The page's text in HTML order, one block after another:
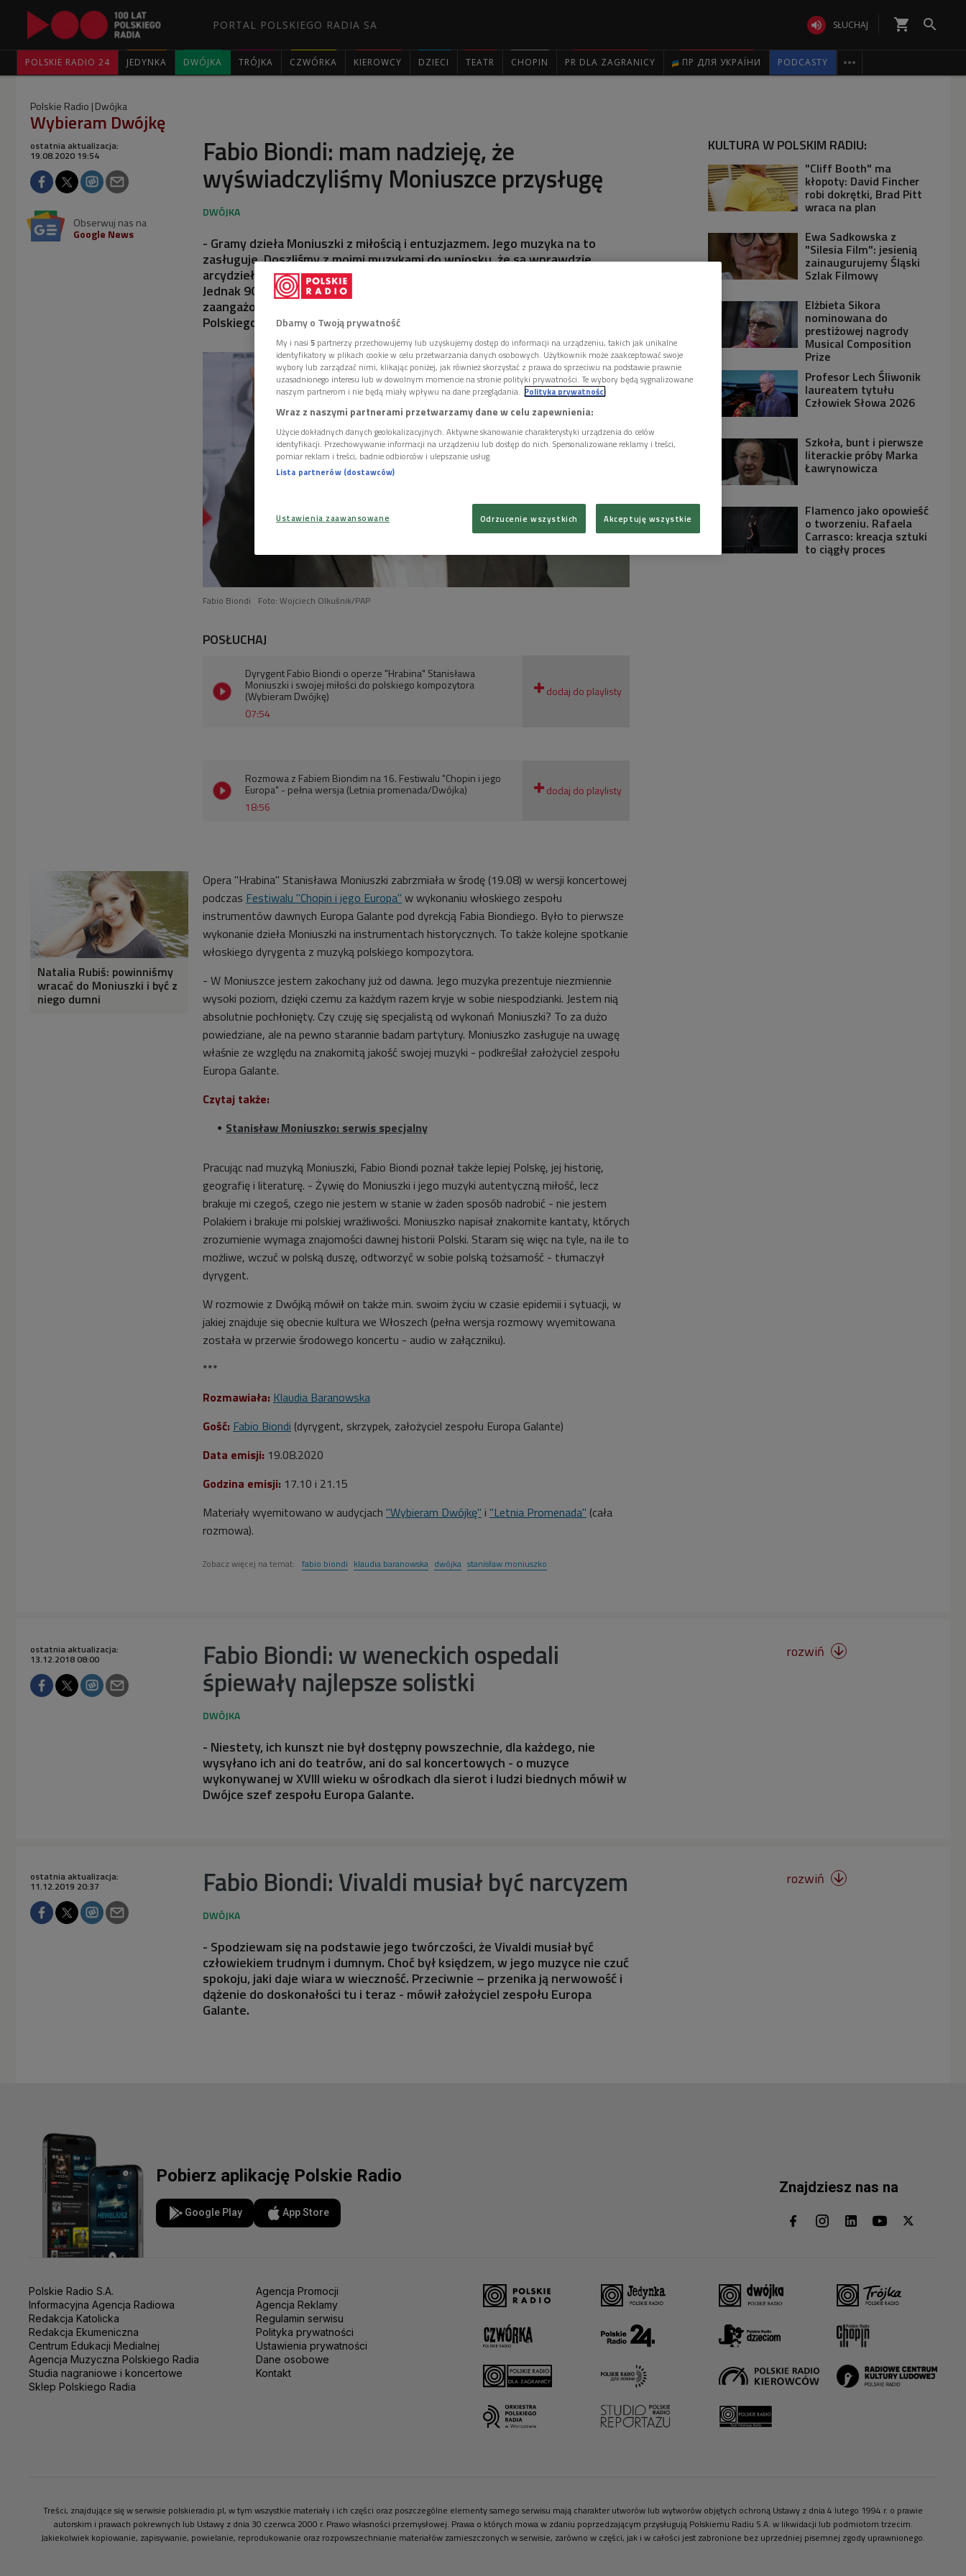
PORTAL POLSKIEGO RADIA SA  SŁUCHAJ shopping_cart 
POLSKIE RADIO 24 JEDYNKA DWÓJKA TRÓJKA CZWÓRKA KIEROWCY DZIECI TEATR CHOPIN PR DLA ZAGRANICY ПР ДЛЯ УКРАЇНИ PODCASTY 
Polskie Radio Dwójka
Wybieram Dwójkę
Fabio Biondi: mam nadzieję, że
wyświadczyliśmy Moniuszce przysługę
ostatnia aktualizacja:
19.08.2020 19:54
Obserwuj nas na
Google News
- Gramy dzieła Moniuszki z miłością i entuzjazmem. Jego muzyka na to
zasługuje. Doszliśmy z moimi muzykami do wniosku, że są wprawdzie
arcydzieła, które nic nie tracą, nawet jeżeli podejdzie się do nich rutynowo.
Jednak 90 procent muzyki wymaga pełnej koncentracji i pełnego
zaangażowania, by wydobyć z niej to, co najlepsze - mówił w Programie 2
Polskiego Radia włoski dyrygent.
Fabio Biondi Foto: Wojciech Olkuśnik/PAP
POSŁUCHAJ
07:54
Dyrygent Fabio Biondi o operze "Hrabina" Stanisława
Moniuszki i swojej miłości do polskiego kompozytora
(Wybieram Dwójkę)
18:56
Rozmowa z Fabiem Biondim na 16. Festiwalu "Chopin i jego
Europa" - pełna wersja (Letnia promenada/Dwójka)
Natalia Rubiś: powinniśmy
wracać do Moniuszki i być z
niego dumni
Opera "Hrabina" Stanisława Moniuszki zabrzmiała w środę (19.08) w wersji koncertowej
podczas Festiwalu "Chopin i jego Europa" w wykonaniu włoskiego zespołu
instrumentów dawnych Europa Galante pod dyrekcją Fabia Biondiego. Było to pierwsze
wykonanie dzieła Moniuszki na instrumentach historycznych. To także kolejne spotkanie
włoskiego dyrygenta z muzyką polskiego kompozytora.
- W Moniuszce jestem zakochany już od dawna. Jego muzyka prezentuje niezmiennie
wysoki poziom, dzięki czemu za każdym razem kryje w sobie niespodzianki. Jestem nią
absolutnie pochłonięty. Czy czuję się specjalistą od wykonań Moniuszki? To za dużo
powiedziane, ale na pewno starannie badam partytury. Moniuszko zasługuje na uwagę
właśnie ze względu na znakomitą jakość swojej muzyki - podkreślał założyciel zespołu
Europa Galante.
Czytaj także:
Stanisław Moniuszko: serwis specjalny
Pracując nad muzyką Moniuszki, Fabio Biondi poznał także lepiej Polskę, jej historię,
geografię i literaturę. - Żywię do Moniuszki i jego muzyki autentyczną miłość, lecz
brakuje mi czegoś, czego nie jestem w stanie w żaden sposób nadrobić - nie jestem
Polakiem i brakuje mi polskiej wrażliwości. Moniuszko napisał znakomite kantaty, których
zrozumienie wymaga znajomości dawnej historii Polski. Staram się więc na tyle, na ile to
możliwe, wczuć w polską duszę, odtworzyć w sobie polską tożsamość - tłumaczył
dyrygent.
W rozmowie z Dwójką mówił on także m.in. swoim życiu w czasie epidemii i sytuacji, w
jakiej znajduje się obecnie kultura we Włoszech (pełna wersja rozmowy wyemitowana
została w przerwie środowego koncertu - audio w załączniku).
***
Rozmawiała: Klaudia Baranowska
Gość: Fabio Biondi (dyrygent, skrzypek, założyciel zespołu Europa Galante)
Data emisji: 19.08.2020
Godzina emisji: 17.10 i 21.15
Materiały wyemitowano w audycjach "Wybieram Dwójkę" i "Letnia Promenada" (cała
rozmowa).
Zobacz więcej na temat: fabio biondi klaudia baranowska dwójka stanisław moniuszko
KULTURA W POLSKIM RADIU:
"Cliff Booth" ma
kłopoty: David Fincher
robi dokrętki, Brad Pitt
wraca na plan
Ewa Sadkowska z
"Silesia Film": jesienią
zainaugurujemy Śląski
Szlak Filmowy
Elżbieta Sikora
nominowana do
prestiżowej nagrody
Musical Composition
Prize
Profesor Lech Śliwonik
laureatem tytułu
Człowiek Słowa 2026
Szkoła, bunt i pierwsze
literackie próby Marka
Ławrynowicza
Flamenco jako opowieść
o tworzeniu. Rafaela
Carrasco: kreacja sztuki
to ciągły proces
Fabio Biondi: w weneckich ospedali
śpiewały najlepsze solistki
ostatnia aktualizacja:
13.12.2018 08:00
- Niestety, ich kunszt nie był dostępny powszechnie, dla każdego, nie
wysyłano ich ani do teatrów, ani do sal koncertowych - o muzyce
wykonywanej w XVIII wieku w ośrodkach dla sierot i ludzi biednych mówił w
Dwójce szef zespołu Europa Galante.
rozwiń 
Fabio Biondi: Vivaldi musiał być narcyzem
ostatnia aktualizacja:
11.12.2019 20:37
- Spodziewam się na podstawie jego twórczości, że Vivaldi musiał być
człowiekiem trudnym i dumnym. Choć był księdzem, w jego muzyce nie czuć
spokoju, jaki daje wiara w wieczność. Przeciwnie – przenika ją nerwowość i
dążenie do doskonałości tu i teraz - mówił założyciel zespołu Europa
Galante.
rozwiń 
Pobierz aplikację Polskie Radio
Google Play App Store
Znajdziesz nas na
Polskie Radio S.A.
Informacyjna Agencja Radiowa
Redakcja Katolicka
Redakcja Ekumeniczna
Centrum Edukacji Medialnej
Agencja Muzyczna Polskiego Radia
Studia nagraniowe i koncertowe
Sklep Polskiego Radia
Agencja Promocji
Agencja Reklamy
Regulamin serwisu
Polityka prywatności
Ustawienia prywatności
Dane osobowe
Kontakt
Treści, znajdujące się w serwisie polskieradio.pl, w tym wszystkie materiały i ich części oraz poszczególne elementy samego serwisu mają charakter utworów lub wytworów objętych ochroną Ustawy z dnia 4 lutego 1994 r. o prawie
autorskim i prawach pokrewnych lub Ustawy z dnia 30 czerwca 2000 r. Prawo własności przemysłowej. Prawa o których mowa w zdaniu poprzedzającym przysługują Polskiemu Radiu S.A. w likwidacji lub podmiotom trzecim.
Jakiekolwiek kopiowanie, zapisywanie, powielanie, reprodukowanie oraz rozpowszechnianie materiałów zamieszczonych w serwisie, zarówno w części, jak i w całości jest zabronione bez uprzedniej pisemnej zgody uprawnionego.
Dbamy o Twoją prywatność
My i nasi 5 partnerzy przechowujemy lub uzyskujemy dostęp do informacji na urządzeniu, takich jak unikalne
identyfikatory w plikach cookie w celu przetwarzania danych osobowych. Użytkownik może zaakceptować swoje
wybory lub zarządzać nimi, klikając poniżej, jak również skorzystać z prawa do sprzeciwu na podstawie prawnie
uzasadnionego interesu lub w dowolnym momencie na stronie polityki prywatności. Te wybory będą sygnalizowane
naszym partnerom i nie będą miały wpływu na dane przeglądania. Polityka prywatności
Wraz z naszymi partnerami przetwarzamy dane w celu zapewnienia:
Użycie dokładnych danych geolokalizacyjnych. Aktywne skanowanie charakterystyki urządzenia do celów
identyfikacji. Przechowywanie informacji na urządzeniu lub dostęp do nich. Spersonalizowane reklamy i treści,
pomiar reklam i treści, badnie odbiorców i ulepszanie usług.
Lista partnerów (dostawców)
Ustawienia zaawansowane Odrzucenie wszystkich Akceptuję wszystkie